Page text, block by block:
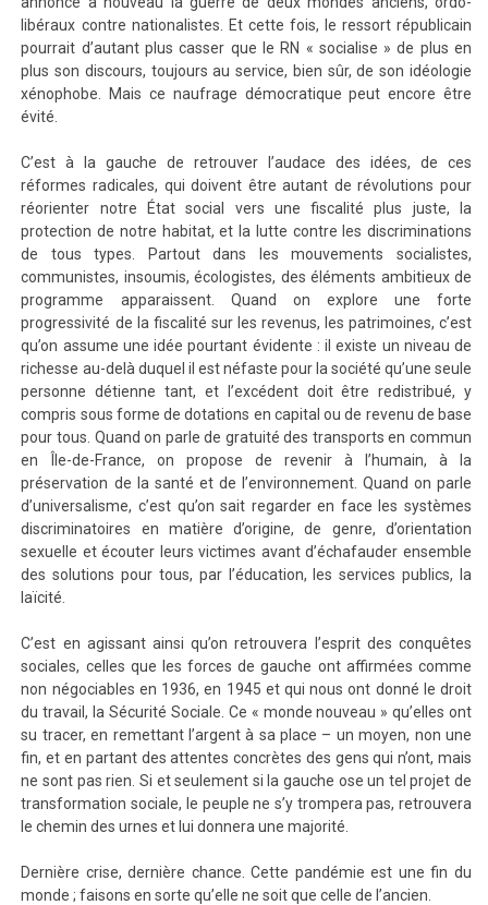
libéraux contre nationalistes. Et cette fois, le ressort républicain
pourrait d’autant plus casser que le RN « socialise » de plus en
plus son discours, toujours au service, bien sûr, de son idéologie
xénophobe. Mais ce naufrage démocratique peut encore être
évité.
C’est à la gauche de retrouver l’audace des idées, de ces
réformes radicales, qui doivent être autant de révolutions pour
réorienter notre État social vers une fiscalité plus juste, la
protection de notre habitat, et la lutte contre les discriminations
de tous types. Partout dans les mouvements socialistes,
communistes, insoumis, écologistes, des éléments ambitieux de
programme apparaissent. Quand on explore une forte
progressivité de la fiscalité sur les revenus, les patrimoines, c’est
qu’on assume une idée pourtant évidente : il existe un niveau de
richesse au-delà duquel il est néfaste pour la société qu’une seule
personne détienne tant, et l’excédent doit être redistribué, y
compris sous forme de dotations en capital ou de revenu de base
pour tous. Quand on parle de gratuité des transports en commun
en Île-de-France, on propose de revenir à l’humain, à la
préservation de la santé et de l’environnement. Quand on parle
d’universalisme, c’est qu’on sait regarder en face les systèmes
discriminatoires en matière d’origine, de genre, d’orientation
sexuelle et écouter leurs victimes avant d’échafauder ensemble
des solutions pour tous, par l’éducation, les services publics, la
laïcité.
C’est en agissant ainsi qu’on retrouvera l’esprit des conquêtes
sociales, celles que les forces de gauche ont affirmées comme
non négociables en 1936, en 1945 et qui nous ont donné le droit
du travail, la Sécurité Sociale. Ce « monde nouveau » qu’elles ont
su tracer, en remettant l’argent à sa place – un moyen, non une
fin, et en partant des attentes concrètes des gens qui n’ont, mais
ne sont pas rien. Si et seulement si la gauche ose un tel projet de
transformation sociale, le peuple ne s’y trompera pas, retrouvera
le chemin des urnes et lui donnera une majorité.
Dernière crise, dernière chance. Cette pandémie est une fin du
monde ; faisons en sorte qu’elle ne soit que celle de l’ancien.